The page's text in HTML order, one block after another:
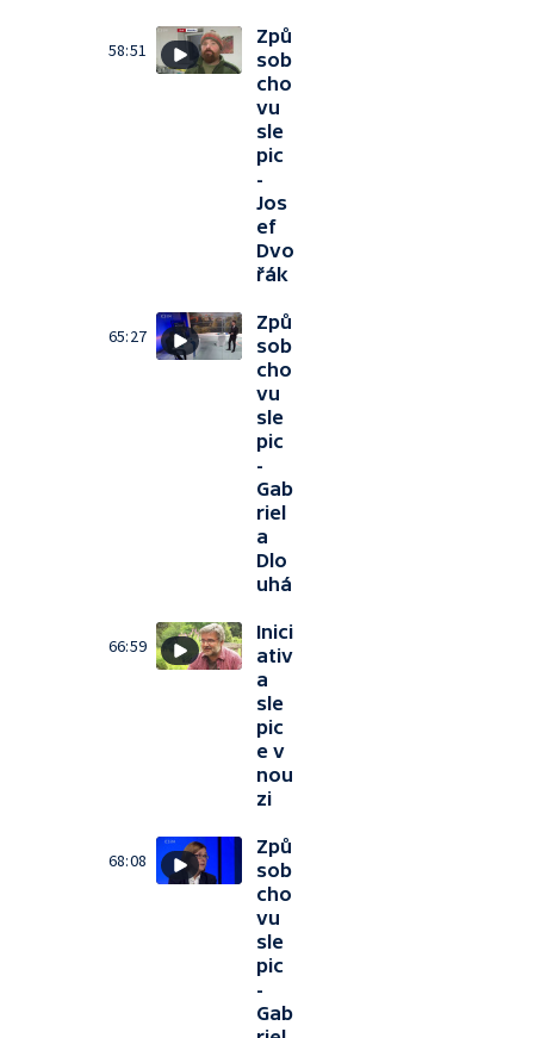
58:51
Způ
sob
cho
vu
sle
pic
-
Jos
ef
Dvo
řák
65:27
Způ
sob
cho
vu
sle
pic
-
Gab
riel
a
Dlo
uhá
66:59
Inici
ativ
a
sle
pic
e v
nou
zi
68:08
Způ
sob
cho
vu
sle
pic
-
Gab